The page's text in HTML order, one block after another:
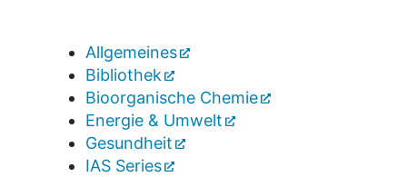
Allgemeines
Bibliothek
Bioorganische Chemie
Energie & Umwelt
Gesundheit
IAS Series